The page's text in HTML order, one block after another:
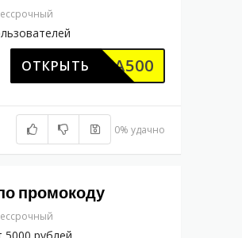
KIDKA500
ОТКРЫТЬ
0% удачно
промокоду